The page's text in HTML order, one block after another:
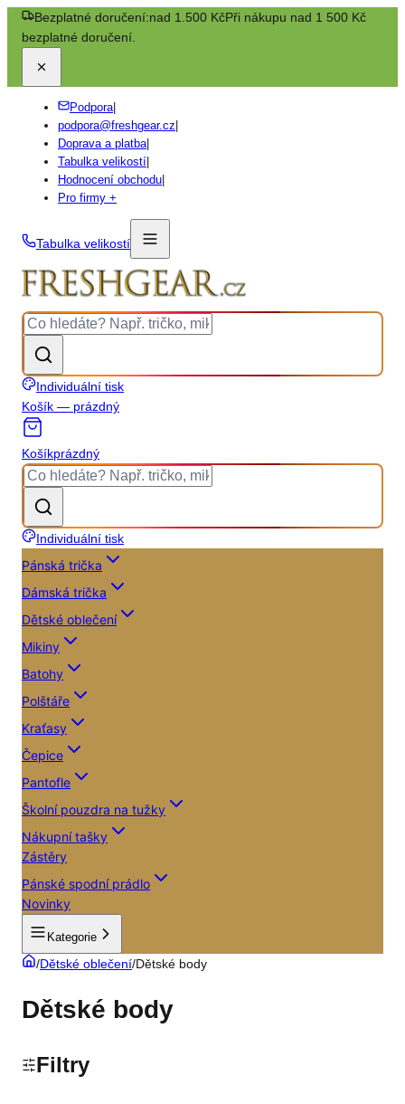
Bezplatné doručení:nad 1.500 KčPři nákupu nad 1 500 Kč
bezplatné doručení.
Podpora|
podpora@freshgear.cz
Doprava a platba|
Tabulka velikostí
Hodnocení obchodu
Pro firmy +
Tabulka velikostí
Individuální tisk
Košík — prázdný
Košíkprázdný
Individuální tisk
Pánská trička
Dámská trička
Dětské oblečení
Mikiny
Batohy
Polštáře
Kraťasy
Čepice
Pantofle
Školní pouzdra na tužky
Nákupní tašky
Zástěry
Pánské spodní prádlo
Novinky
Kategorie
/Dětské oblečení/Dětské body
Dětské body
Filtry